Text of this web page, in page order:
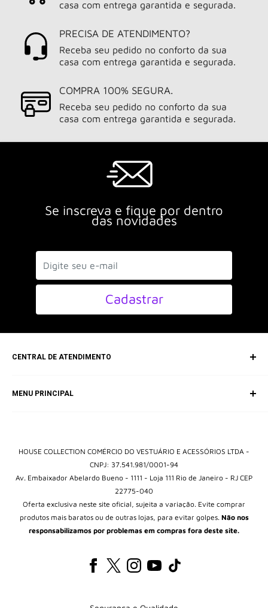
casa com entrega garantida e segurada.
PRECISA DE ATENDIMENTO?
Receba seu pedido no conforto da sua
casa com entrega garantida e segurada.
COMPRA 100% SEGURA.
Receba seu pedido no conforto da sua
casa com entrega garantida e segurada.
Se inscreva e fique por dentro
das novidades
Cadastrar
CENTRAL DE ATENDIMENTO
MENU PRINCIPAL
Entrar em contato
HOUSE COLLECTION COMÉRCIO DO VESTUÁRIO E ACESSÓRIOS LTDA -
CNPJ: 37.541.981/0001-94
Av. Embaixador Abelardo Bueno - 1111 - Loja 111 Rio de Janeiro - RJ CEP
22775-040
Oferta exclusiva neste site oficial, sujeita a variação. Evite comprar
produtos mais baratos ou de outras lojas, para evitar golpes. Não nos
responsabilizamos por problemas em compras fora deste site.